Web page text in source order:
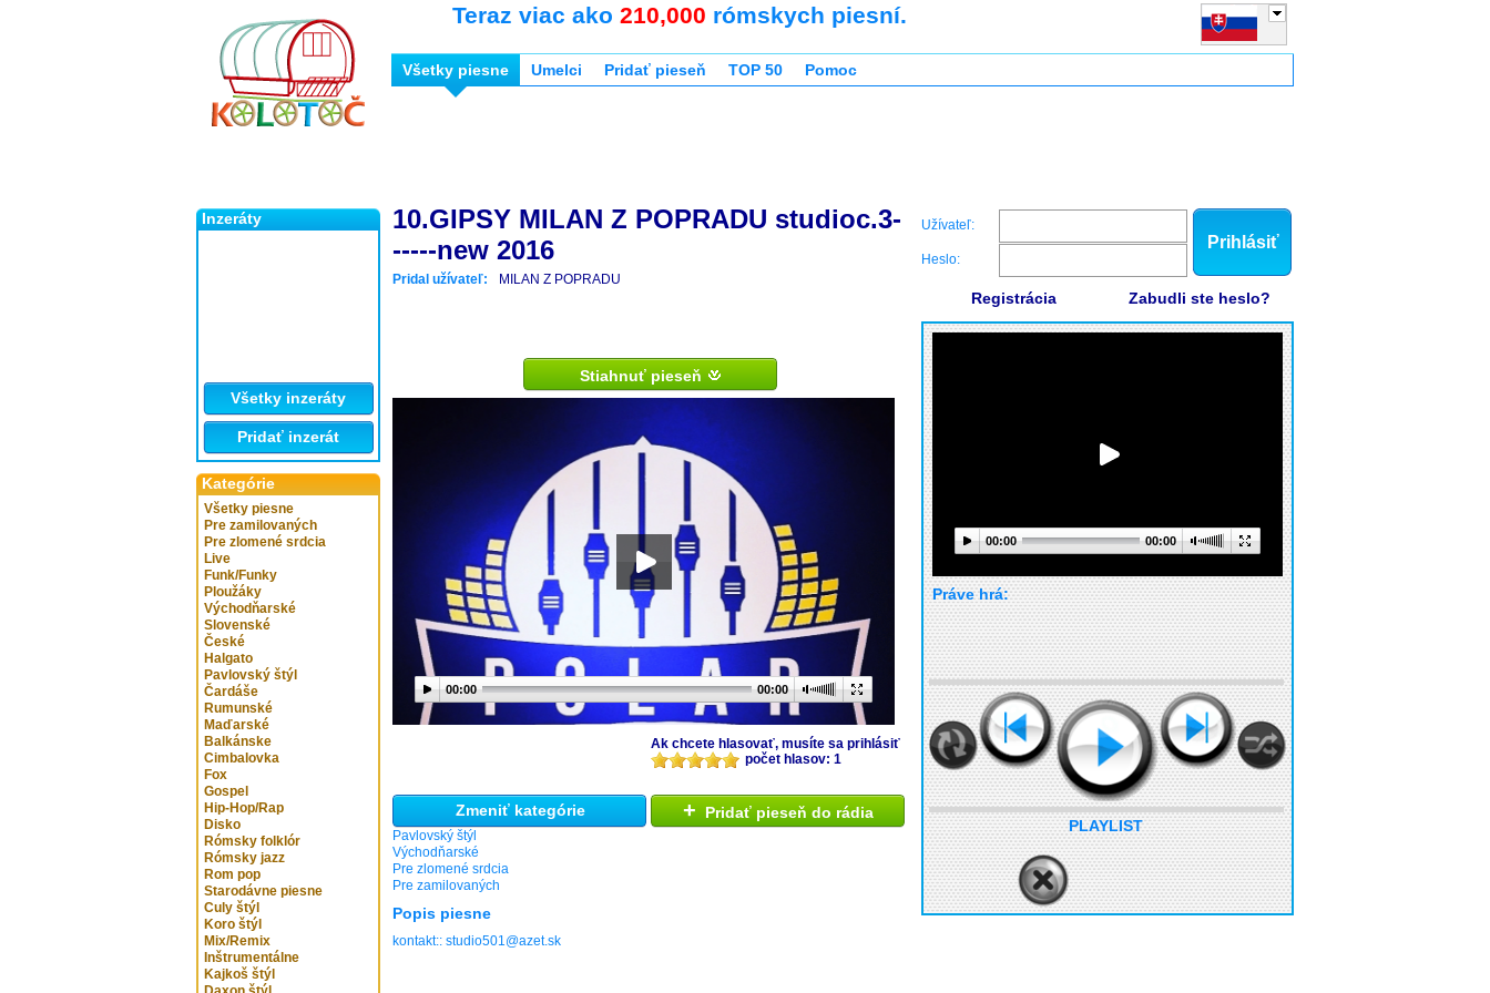
Inzeráty
Všetky inzeráty
Pridať inzerát
Kategórie
Všetky piesne
Pre zamilovaných
Pre zlomené srdcia
Live
Funk/Funky
Ploužáky
Východňarské
Slovenské
České
Halgato
Pavlovský štýl
Čardáše
Rumunské
Maďarské
Balkánske
Cimbalovka
Fox
Gospel
Hip-Hop/Rap
Disko
Rómsky folklór
Rómsky jazz
Rom pop
Starodávne piesne
Culy štýl
Koro štýl
Mix/Remix
Inštrumentálne
Kajkoš štýl
Teraz viac ako 210,000 rómskych piesní.
Všetky piesne Umelci Pridať pieseň TOP 50 Pomoc
10.GIPSY MILAN Z POPRADU studioc.3-
-----new 2016
Pridal užívateľ: MILAN Z POPRADU
Stiahnuť pieseň
00:00 00:00
Ak chcete hlasovať, musíte sa prihlásiť
počet hlasov: 1
Zmeniť kategórie
Pavlovský štýl
Východňarské
Pre zlomené srdcia
Pre zamilovaných
+ Pridať pieseň do rádia
Popis piesne
kontakt:: studio501@azet.sk
Užívateľ:
Heslo:
Prihlásiť
Registrácia Zabudli ste heslo?
00:00 00:00
Práve hrá:
PLAYLIST